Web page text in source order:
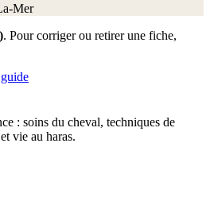
Mer
. Pour corriger ou retirer une fiche,
: soins du cheval, techniques de
vie au haras.